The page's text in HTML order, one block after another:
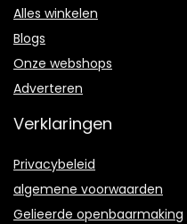
Alles winkelen
Blogs
Onze webshops
Adverteren
Verklaringen
Privacybeleid
algemene voorwaarden
Gelieerde openbaarmaking